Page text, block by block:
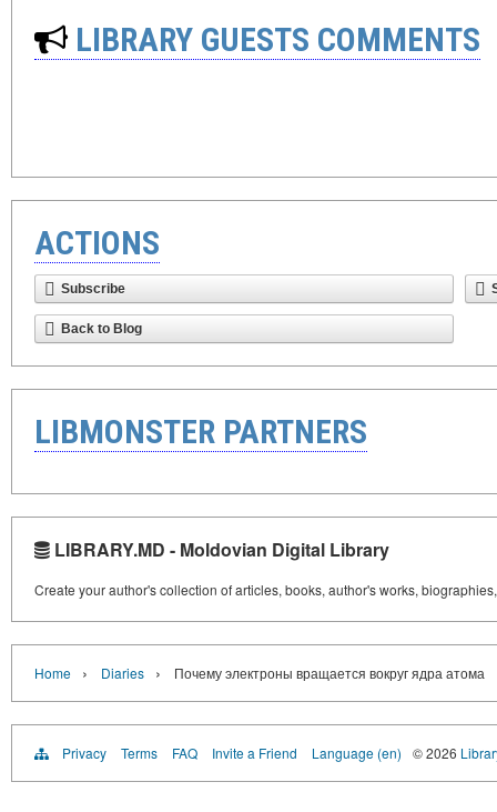
LIBRARY GUESTS COMMENTS
ACTIONS
Subscribe
Back to Blog
LIBMONSTER PARTNERS
LIBRARY.MD - Moldovian Digital Library
Create your author's collection of articles, books, author's works,
Home › Diaries › Почему электроны вращается вокруг ядра атома
Privacy Terms FAQ Invite a Friend Language (en) © 2026